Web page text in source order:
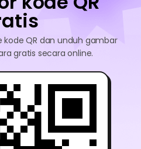
kode QR dan unduh gambar
gratis secara online.